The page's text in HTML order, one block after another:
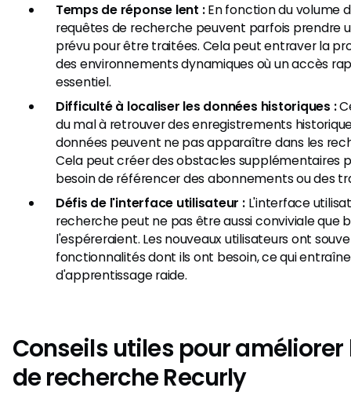
Temps de réponse lent :En fonction du volume
requêtes de recherche peuvent parfois prendre
prévu pour être traitées. Cela peut entraver la
des environnements dynamiques où un accès
essentiel.
Difficulté à localiser les données historiques :
du mal à retrouver des enregistrements
données peuvent ne pas apparaître dans les
Cela peut créer des obstacles supplémentaires
besoin de référencer des abonnements ou des
Défis de l'interface utilisateur :L'interface
recherche peut ne pas être aussi conviviale que
l'espéreraient. Les nouveaux utilisateurs ont
fonctionnalités dont ils ont besoin, ce qui
d'apprentissage raide.
Conseils utiles pour
de recherche Recurly